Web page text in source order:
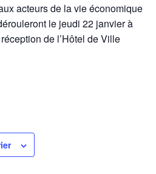
acteurs de la vie économique
le jeudi 22 janvier à
de l’Hôtel de Ville